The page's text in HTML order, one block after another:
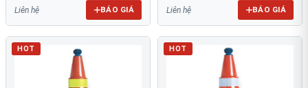
Liên hệ BÁO GIÁ Liên hệ BÁO GIÁ
HOT HOT